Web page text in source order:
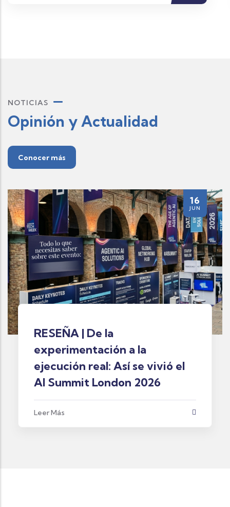
NOTICIAS
Opinión y Actualidad
Conocer más
16
JUN
RESEÑA | De la
experimentación a la
ejecución real: Así se vivió el
AI Summit London 2026
Leer Más